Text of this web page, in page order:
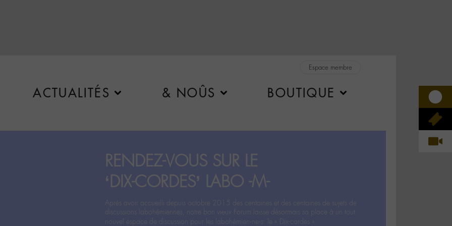
Espace membre
ACTUALITÉS & NOÛS BOUTIQUE
RENDEZ-VOUS SUR LE
‘DIX-CORDES’ LABO -M-
Après avoir accueilli depuis octobre 2015 des centaines et des centaines de sujets de
discussions labohémiennes, notre bon vieux Forum laisse désormais sa place à un tout
nouvel espace de discussion pour les labohémien‧ne‧s: le « Dix-cordes ».